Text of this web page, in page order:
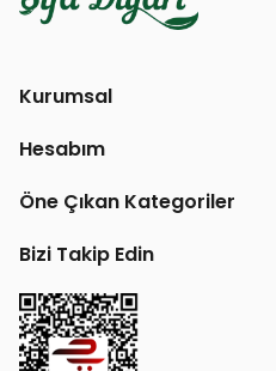
Kurumsal
Hesabım
Öne Çıkan Kategoriler
Bizi Takip Edin